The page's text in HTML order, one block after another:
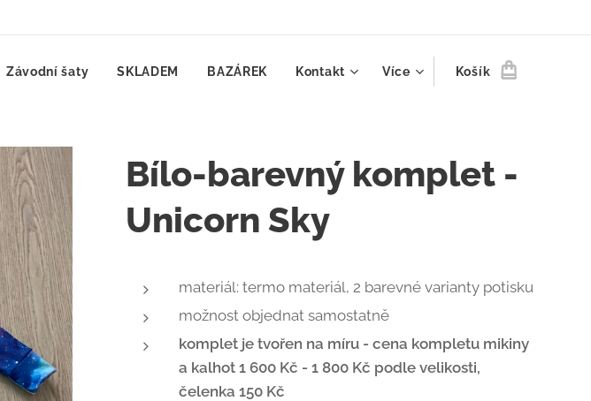
Závodní šaty SKLADEM BAZÁREK Kontakt Více Košík
Bílo-barevný komplet -
Unicorn Sky
materiál: termo materiál, 2 barevné varianty potisku
možnost objednat samostatně
komplet je tvořen na míru -cena kompletu mikiny
a kalhot 1 600 Kč - 1 800 Kč podle velikosti,
čelenka 150 Kč